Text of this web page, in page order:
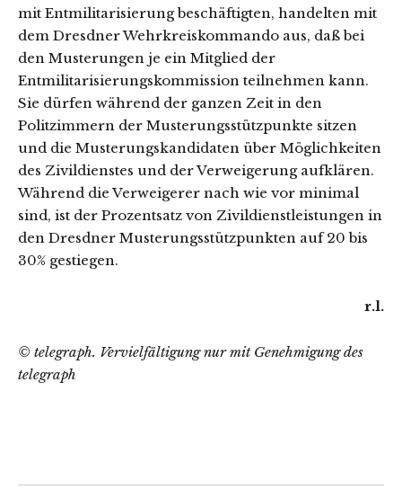
mit Entmilitarisierung beschäftigten, handelten mit
dem Dresdner Wehrkreiskommando aus, daß bei
den Musterungen je ein Mitglied der
Entmilitarisierungskommission teilnehmen kann.
Sie dürfen während der ganzen Zeit in den
Politzimmern der Musterungsstützpunkte sitzen
und die Musterungskandidaten über Möglichkeiten
des Zivildienstes und der Verweigerung aufklären.
Während die Verweigerer nach wie vor minimal
sind, ist der Prozentsatz von Zivildienstleistungen in
den Dresdner Musterungsstützpunkten auf 20 bis
30% gestiegen.
r.l.
© telegraph. Vervielfältigung nur mit Genehmigung des
telegraph